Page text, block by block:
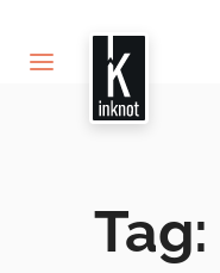
Tag: